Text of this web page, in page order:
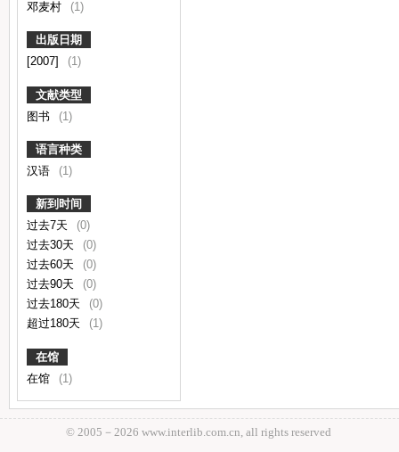
邓麦村
(1)
出版日期
[2007]
(1)
文献类型
图书
(1)
语言种类
汉语
(1)
新到时间
过去7天
(0)
过去30天
(0)
过去60天
(0)
过去90天
(0)
过去180天
(0)
超过180天
(1)
在馆
在馆
(1)
© 2005－ 2026 www.interlib.com.cn, all rights reserved